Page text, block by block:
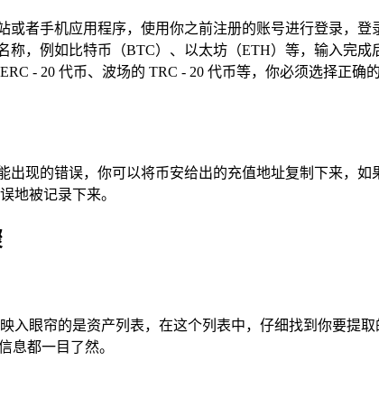
或者手机应用程序，使用你之前注册的账号进行登录，
称，例如比特币（BTC）、以太坊（ETH）等，输入完
- 20 代币、波场的 TRC - 20 代币等，你必须选择正
出现的错误，你可以将币安给出的充值地址复制下来，
地被记录下来。
映入眼帘的是资产列表，在这个列表中，仔细找到你要
息都一目了然。